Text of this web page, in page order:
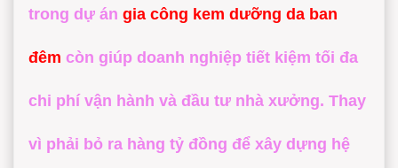
trong dự án gia công kem dưỡng da ban
đêm còn giúp doanh nghiệp tiết kiệm tối đa
chi phí vận hành và đầu tư nhà xưởng. Thay
vì phải bỏ ra hàng tỷ đồng để xây dựng hệ